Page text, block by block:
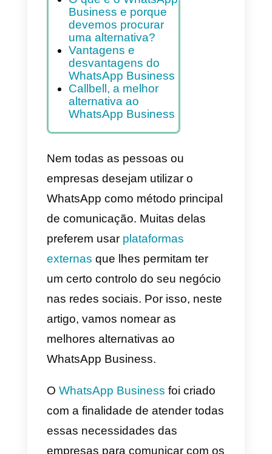
Índice
O que é o WhatsApp
Business e porque
devemos procurar
uma alternativa?
desvantagens do
WhatsApp Business
Callbell, a melhor
alternativa ao
WhatsApp Business
Nem todas as pessoas ou
empresas desejam utilizar o
WhatsApp como método
de comunicação. Muitas delas
externas que lhes permitam ter
nas redes sociais. Por isso,